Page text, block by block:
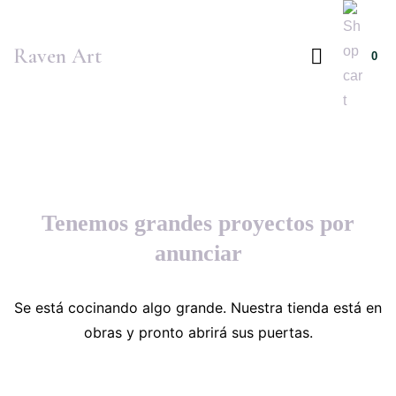
Raven Art 0
Tenemos grandes proyectos por
anunciar
Se está cocinando algo grande. Nuestra tienda está en
obras y pronto abrirá sus puertas.